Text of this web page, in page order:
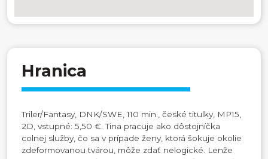
Hranica
Triler/Fantasy, DNK/SWE, 110 min., české titulky, MP15,
2D, vstupné: 5,50 €. Tina pracuje ako dôstojníčka
colnej služby, čo sa v prípade ženy, ktorá šokuje okolie
zdeformovanou tvárou, môže zdať nelogické. Lenže